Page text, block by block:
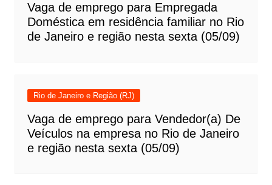
Vaga de emprego para Empregada
Doméstica em residência familiar no Rio
de Janeiro e região nesta sexta (05/09)
Rio de Janeiro e Região (RJ)
Vaga de emprego para Vendedor(a) De
Veículos na empresa no Rio de Janeiro
e região nesta sexta (05/09)